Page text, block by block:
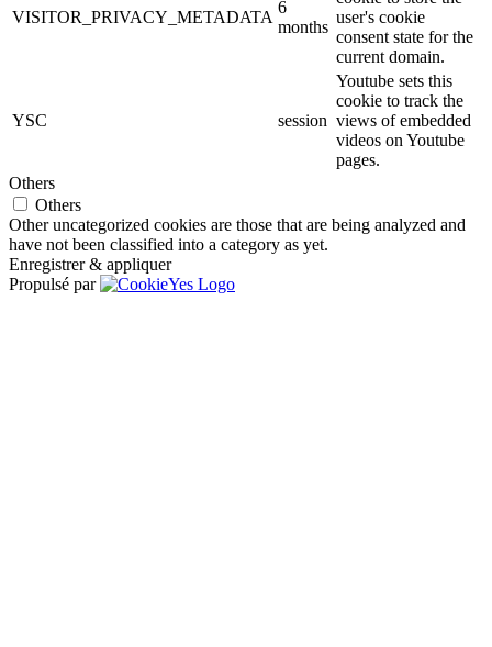
VISITOR_PRIVACY_METADATA
6
months
user's cookie
consent state for the
current domain.
YSC session
Youtube sets this
cookie to track the
views of embedded
videos on Youtube
pages.
Others
Others
Other uncategorized cookies are those that are being analyzed and
have not been classified into a category as yet.
Enregistrer & appliquer
Propulsé par